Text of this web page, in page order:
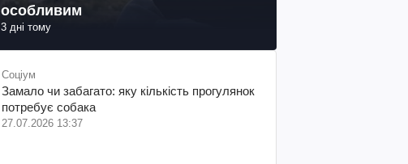
особливим
3 дні тому
Соціум
Замало чи забагато: яку кількість прогулянок
потребує собака
27.07.2026 13:37